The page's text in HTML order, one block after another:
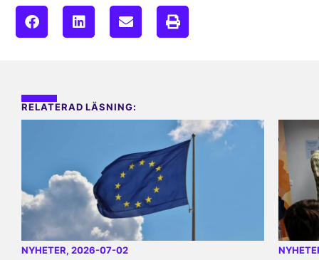
RELATERAD LÄSNING:
NYHETER, 2026-07-02